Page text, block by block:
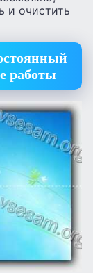
и очистить
работы